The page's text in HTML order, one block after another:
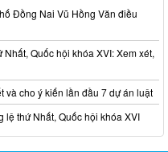
Đồng Nai Vũ Hồng Văn điều
Quốc hội khóa XVI: Xem xét,
và cho ý kiến lần đầu 7 dự án luật
lệ thứ Nhất, Quốc hội khóa XVI